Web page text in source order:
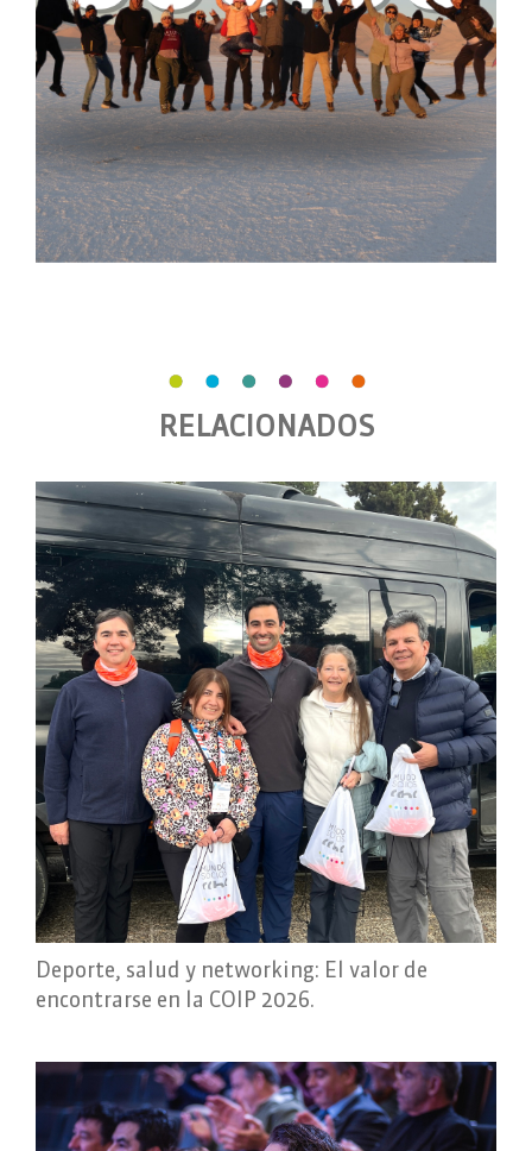
RELACIONADOS
Deporte, salud y networking: El valor de
encontrarse en la COIP 2026.